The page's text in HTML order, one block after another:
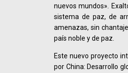
nuevos mundos».
sistema de paz, de
amenazas, sin
país noble y de paz.
Este nuevo proyecto
por China: Desarrollo